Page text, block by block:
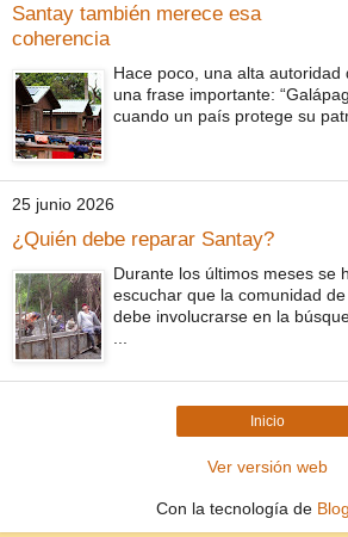
Santay también merece esa
coherencia
Hace poco, una alta autoridad
una frase importante:
cuando un país protege su
25 junio 2026
¿Quién debe reparar Santay?
Durante los últimos meses se
escuchar que la comunidad
debe involucrarse en la
Inicio
Ver versión web
Con la tecnología de